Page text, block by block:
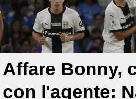
Affare Bonny,
con l'agente: